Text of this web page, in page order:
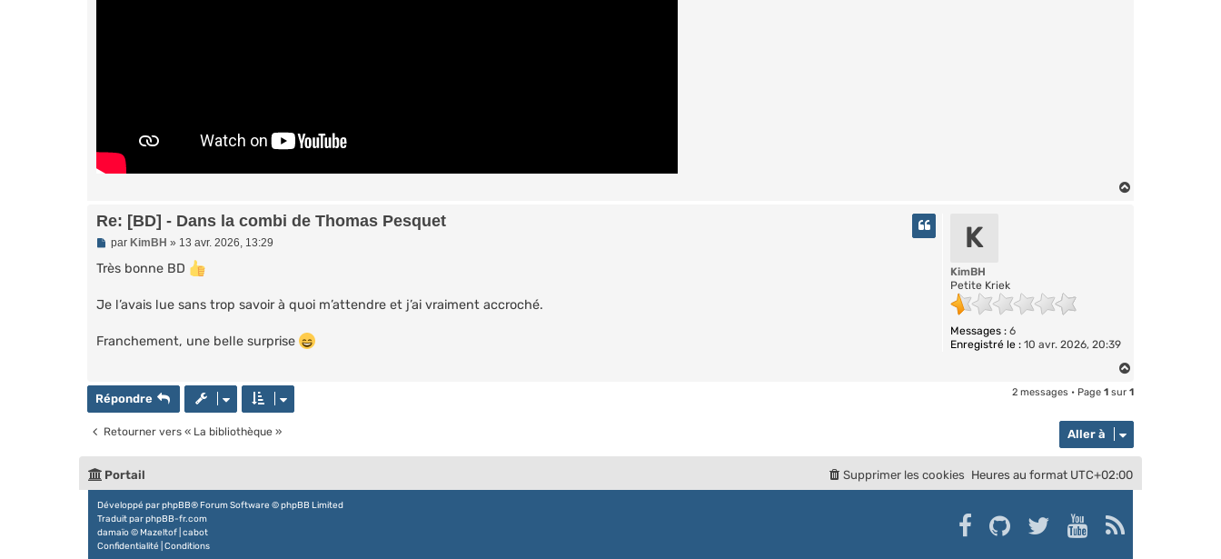
K
KimBH
Petite Kriek
Messages : 6
Enregistré le : 10 avr. 2026, 20:39
Re: [BD] - Dans la combi de Thomas Pesquet
M
s
g
o
par KimBH » 13 avr. 2026, 13:29
Très bonne BD
Je l’avais lue sans trop savoir à quoi m’attendre et j’ai vraiment accroché.
Franchement, une belle surprise
Répondre 2 messages • Page 1 sur 1
Retourner vers « La bibliothèque » Aller à
Portail Heures au format UTC+02:00
Supprimer les cookies
Développé parphpBB® Forum Software © phpBB Limited
Traduit parphpBB-fr.com
damaïo ©Mazeltof cabot
Confidentialité Conditions